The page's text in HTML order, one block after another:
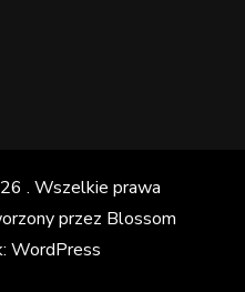
. Wszelkie prawa
przez Blossom
WordPress